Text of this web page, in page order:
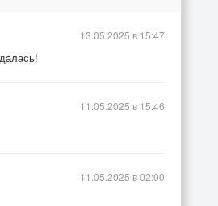
13.05.2025 в 15:47
11.05.2025 в 15:46
11.05.2025 в 02:00